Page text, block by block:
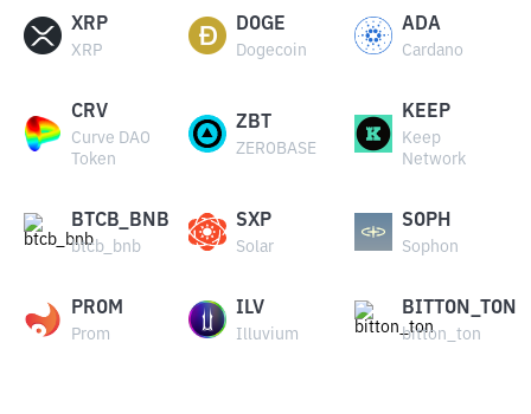
XRP
XRP
DOGE
Dogecoin
ADA
Cardano
CRV
Curve DAO
Token
ZBT
ZEROBASE
KEEP
Keep
Network
BTCB_BNB
btcb_bnb
SXP
Solar
SOPH
Sophon
PROM
Prom
ILV
Illuvium
BITTON_TON
bitton_ton